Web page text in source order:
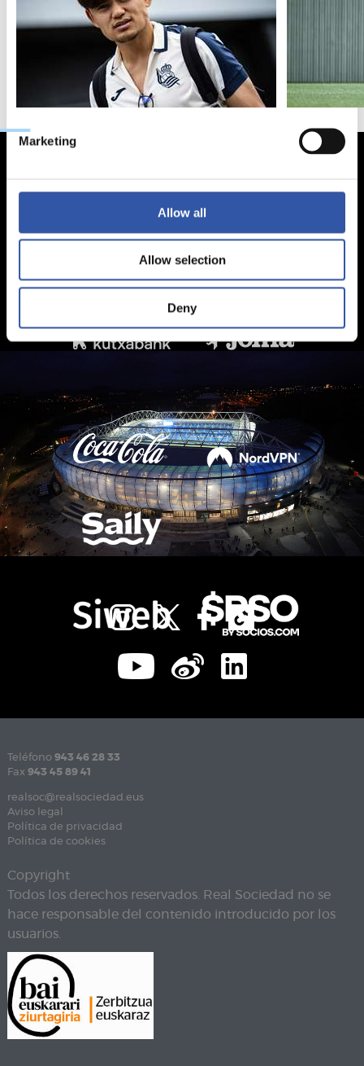
Marketing
Allow all
Allow selection
Deny
Teléfono 943 46 28 33
Fax 943 45 89 41
realsoc@realsociedad.eus
Aviso legal
Política de privacidad
Política de cookies
Copyright
Todos los derechos reservados. Real Sociedad no se
hace responsable del contenido introducido por los
usuarios.